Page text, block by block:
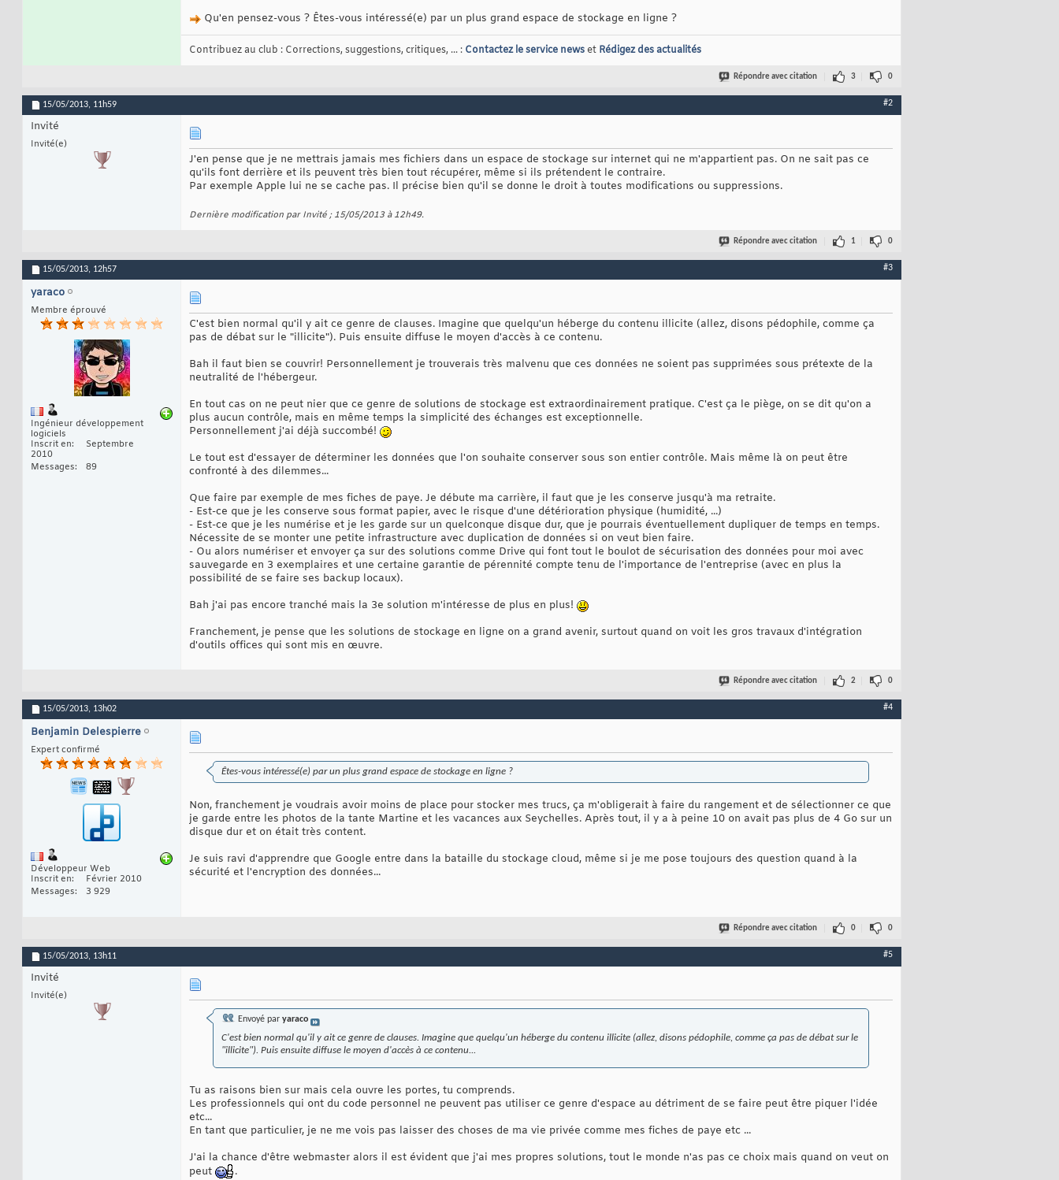
Qu'en pensez-vous ? Êtes-vous intéressé(e) par un plus grand espace de stockage en ligne ?
Contribuez au club : Corrections, suggestions, critiques, ... : Contactez le service newset Rédigez des actualités
Répondre avec citation 3 0
15/05/2013, 11h59 #2
Invité
Invité(e)
J'en pense que je ne mettrais jamais mes fichiers dans un espace de stockage sur internet qui ne m'appartient pas. On ne sait pas ce
qu'ils font derrière et ils peuvent très bien tout récupérer, même si ils prétendent le contraire.
Par exemple Apple lui ne se cache pas. Il précise bien qu'il se donne le droit à toutes modifications ou suppressions.
Dernière modification par Invité ; 15/05/2013 à 12h49.
Répondre avec citation 1 0
15/05/2013, 12h57 #3
yaraco
Membre éprouvé
Ingénieur développement
logiciels
Inscrit en
Septembre
2010
Messages
89
C'est bien normal qu'il y ait ce genre de clauses. Imagine que quelqu'un héberge du contenu illicite (allez, disons pédophile, comme ça
pas de débat sur le "illicite"). Puis ensuite diffuse le moyen d'accès à ce contenu.
Bah il faut bien se couvrir! Personnellement je trouverais très malvenu que ces données ne soient pas supprimées sous prétexte de la
neutralité de l'hébergeur.
En tout cas on ne peut nier que ce genre de solutions de stockage est extraordinairement pratique. C'est ça le piège, on se dit qu'on a
plus aucun contrôle, mais en même temps la simplicité des échanges est exceptionnelle.
Personnellement j'ai déjà succombé!
Le tout est d'essayer de déterminer les données que l'on souhaite conserver sous son entier contrôle. Mais même là on peut être
confronté à des dilemmes...
Que faire par exemple de mes fiches de paye. Je débute ma carrière, il faut que je les conserve jusqu'à ma retraite.
- Est-ce que je les conserve sous format papier, avec le risque d'une détérioration physique (humidité, ...)
- Est-ce que je les numérise et je les garde sur un quelconque disque dur, que je pourrais éventuellement dupliquer de temps en temps.
Nécessite de se monter une petite infrastructure avec duplication de données si on veut bien faire.
- Ou alors numériser et envoyer ça sur des solutions comme Drive qui font tout le boulot de sécurisation des données pour moi avec
sauvegarde en 3 exemplaires et une certaine garantie de pérennité compte tenu de l'importance de l'entreprise (avec en plus la
possibilité de se faire ses backup locaux).
Bah j'ai pas encore tranché mais la 3e solution m'intéresse de plus en plus!
Franchement, je pense que les solutions de stockage en ligne on a grand avenir, surtout quand on voit les gros travaux d'intégration
d'outils offices qui sont mis en œuvre.
Répondre avec citation 2 0
15/05/2013, 13h02 #4
Benjamin Delespierre
Expert confirmé
Développeur Web
Inscrit en
Février 2010
Messages
3 929
Êtes-vous intéressé(e) par un plus grand espace de stockage en ligne ?
Non, franchement je voudrais avoir moins de place pour stocker mes trucs, ça m'obligerait à faire du rangement et de sélectionner ce que
je garde entre les photos de la tante Martine et les vacances aux Seychelles. Après tout, il y a à peine 10 on avait pas plus de 4 Go sur un
disque dur et on était très content.
Je suis ravi d'apprendre que Google entre dans la bataille du stockage cloud, même si je me pose toujours des question quand à la
sécurité et l'encryption des données...
Répondre avec citation 0 0
15/05/2013, 13h11 #5
Invité
Invité(e)
Envoyé par yaraco
C'est bien normal qu'il y ait ce genre de clauses. Imagine que quelqu'un héberge du contenu illicite (allez, disons pédophile, comme ça pas de débat sur le
"illicite"). Puis ensuite diffuse le moyen d'accès à ce contenu...
Tu as raisons bien sur mais cela ouvre les portes, tu comprends.
Les professionnels qui ont du code personnel ne peuvent pas utiliser ce genre d'espace au détriment de se faire peut être piquer l'idée
etc...
En tant que particulier, je ne me vois pas laisser des choses de ma vie privée comme mes fiches de paye etc ...
J'ai la chance d'être webmaster alors il est évident que j'ai mes propres solutions, tout le monde n'as pas ce choix mais quand on veut on
peut
.